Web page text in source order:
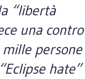
“libertà
una contro
persone
hate”